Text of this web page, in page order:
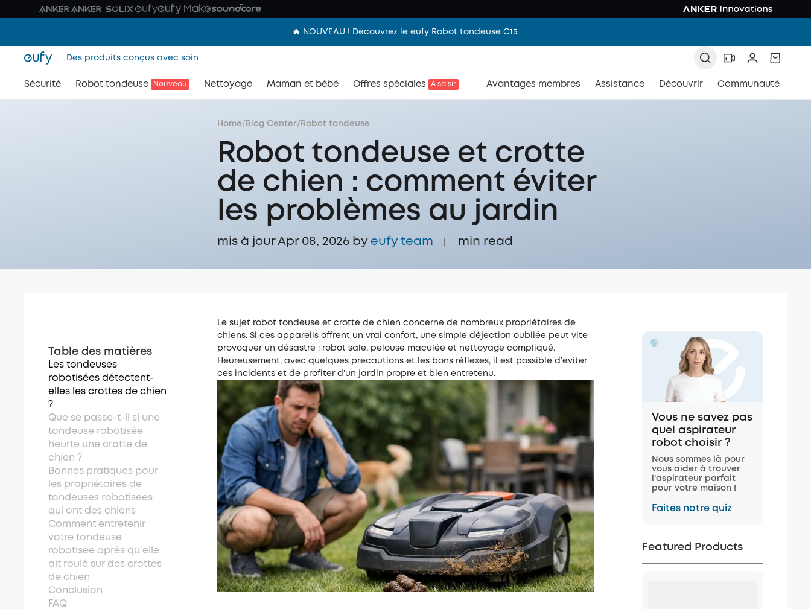
🔥 NOUVEAU ! Découvrez le eufy Robot tondeuse C15.
Des produits conçus avec soin
Sécurité Robot tondeuse Nouveau Nettoyage Maman et bébé Offres spéciales À saisir Avantages membres Assistance Découvrir Communauté
Home/ Blog Center/ Robot tondeuse
Robot tondeuse et crotte
de chien : comment éviter
les problèmes au jardin
mis à jour Apr 08, 2026 by eufy team min read
Le sujet robot tondeuse et crotte de chien concerne de nombreux propriétaires de
chiens. Si ces appareils offrent un vrai confort, une simple déjection oubliée peut vite
provoquer un désastre : robot sale, pelouse maculée et nettoyage compliqué.
Heureusement, avec quelques précautions et les bons réflexes, il est possible d’éviter
ces incidents et de profiter d’un jardin propre et bien entretenu.
Table des matières
Les tondeuses
robotisées détectent-
elles les crottes de chien
?
Que se passe-t-il si une
tondeuse robotisée
heurte une crotte de
chien ?
Bonnes pratiques pour
les propriétaires de
tondeuses robotisées
qui ont des chiens
Comment entretenir
votre tondeuse
robotisée après qu’elle
ait roulé sur des crottes
de chien
Conclusion
FAQ
Vous ne savez pas
quel aspirateur
robot choisir ?
Nous sommes là pour
vous aider à trouver
l'aspirateur parfait
pour votre maison !
Faites notre quiz
Featured Products